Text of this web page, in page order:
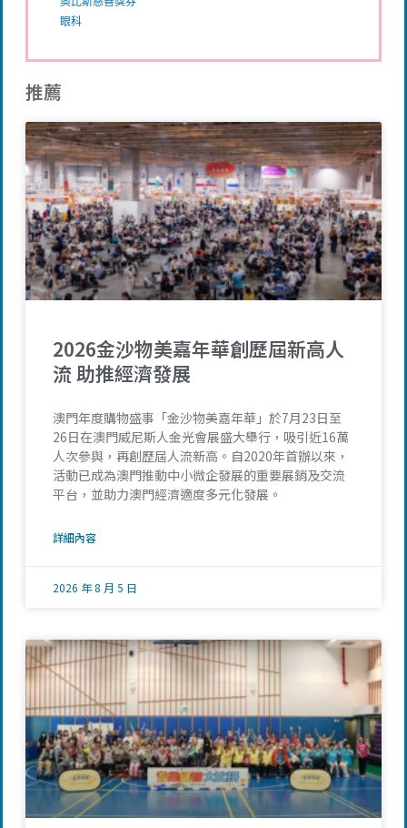
眼科
推薦
2026金沙物美嘉年華創歷屆新高人
流 助推經濟發展
澳門年度購物盛事「金沙物美嘉年華」於7月23日至
26日在澳門威尼斯人金光會展盛大舉行，吸引近16萬
人次參與，再創歷屆人流新高。自2020年首辦以來，
活動已成為澳門推動中小微企發展的重要展銷及交流
平台，並助力澳門經濟適度多元化發展。
詳細內容
2026 年 8 月 5 日